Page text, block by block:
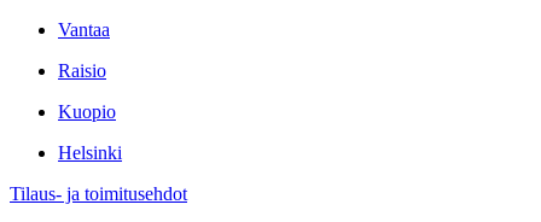
Vantaa
Raisio
Kuopio
Helsinki
Tilaus- ja toimitusehdot